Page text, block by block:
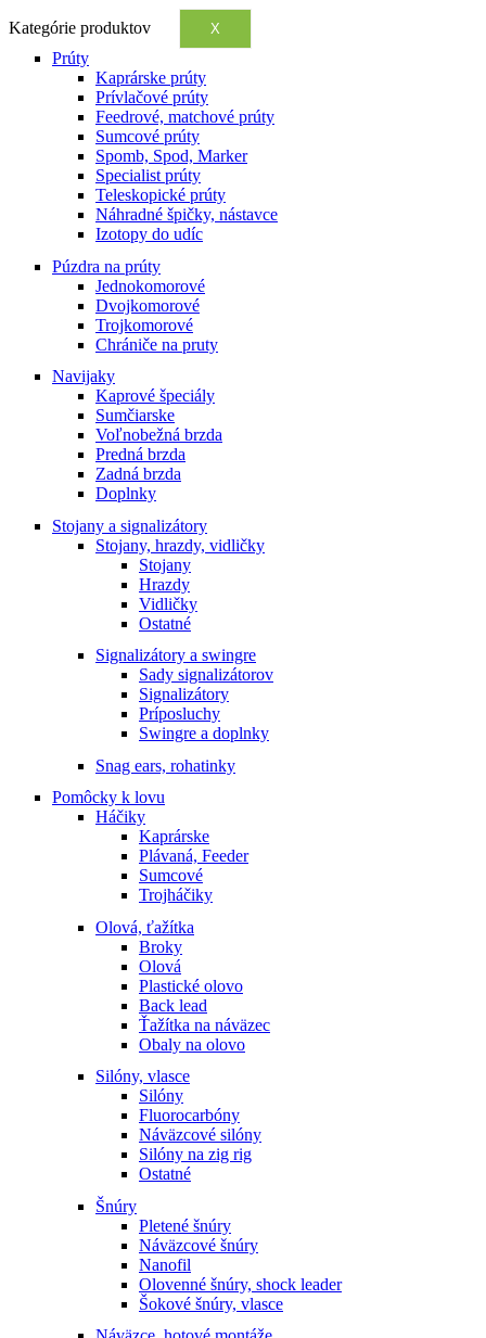
Kategórie produktov X
Prúty
Kaprárske prúty
Prívlačové prúty
Feedrové, matchové prúty
Sumcové prúty
Spomb, Spod, Marker
Specialist prúty
Teleskopické prúty
Náhradné špičky, nástavce
Izotopy do udíc
Púzdra na prúty
Jednokomorové
Dvojkomorové
Trojkomorové
Chrániče na pruty
Navijaky
Kaprové špeciály
Sumčiarske
Voľnobežná brzda
Predná brzda
Zadná brzda
Doplnky
Stojany a signalizátory
Stojany, hrazdy, vidličky
Stojany
Hrazdy
Vidličky
Ostatné
Signalizátory a swingre
Sady signalizátorov
Signalizátory
Príposluchy
Swingre a doplnky
Snag ears, rohatinky
Pomôcky k lovu
Háčiky
Kaprárske
Plávaná, Feeder
Sumcové
Trojháčiky
Olová, ťažítka
Broky
Olová
Plastické olovo
Back lead
Ťažítka na náväzec
Obaly na olovo
Silóny, vlasce
Silóny
Fluorocarbóny
Náväzcové silóny
Silóny na zig rig
Ostatné
Šnúry
Pletené šnúry
Náväzcové šnúry
Nanofil
Olovenné šnúry, shock leader
Šokové šnúry, vlasce